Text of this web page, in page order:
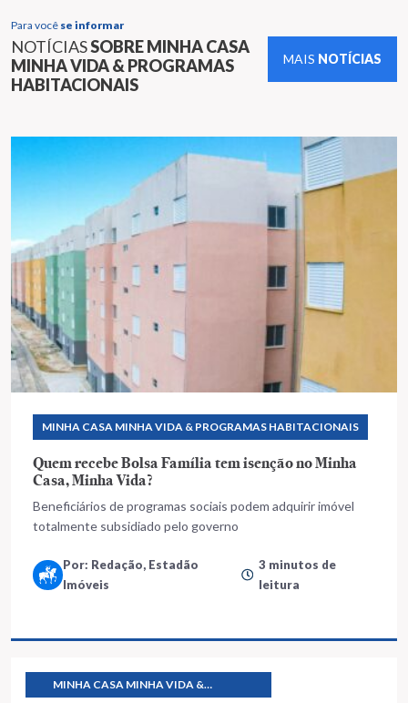
Para você se informar
NOTÍCIASSOBRE MINHA CASA
MINHA VIDA & PROGRAMAS
HABITACIONAIS
MAIS NOTÍCIAS
MINHA CASA MINHA VIDA & PROGRAMAS HABITACIONAIS
Quem recebe Bolsa Família tem isenção no Minha
Casa, Minha Vida?
Beneficiários de programas sociais podem adquirir imóvel
totalmente subsidiado pelo governo
Por: Redação, Estadão
Imóveis
3 minutos de
leitura
MINHA CASA MINHA VIDA &